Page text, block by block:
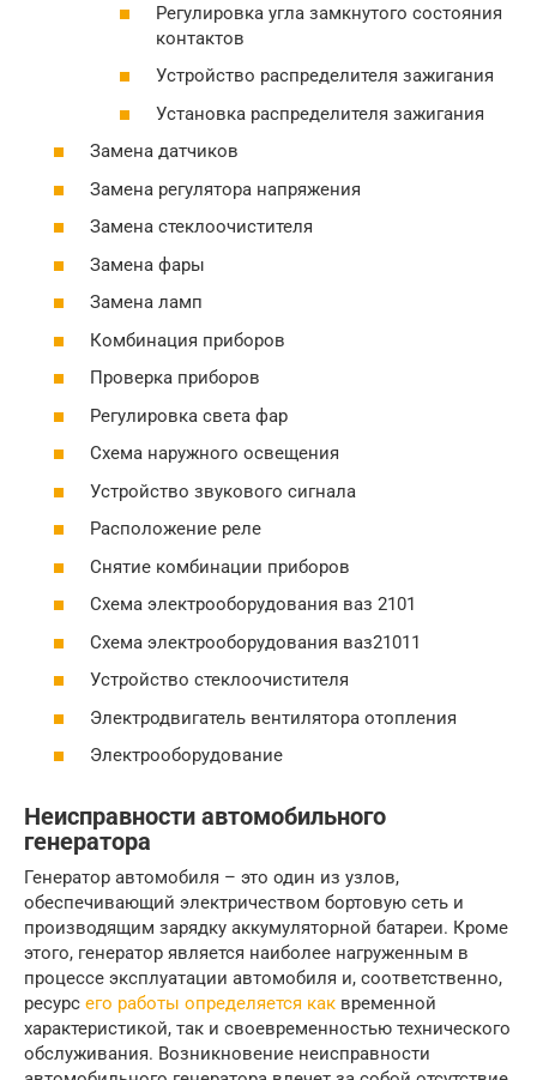
Регулировка угла замкнутого состояния
контактов
Устройство распределителя зажигания
Установка распределителя зажигания
Замена датчиков
Замена регулятора напряжения
Замена стеклоочистителя
Замена фары
Замена ламп
Комбинация приборов
Проверка приборов
Регулировка света фар
Схема наружного освещения
Устройство звукового сигнала
Расположение реле
Снятие комбинации приборов
Схема электрооборудования ваз 2101
Схема электрооборудования ваз21011
Устройство стеклоочистителя
Электродвигатель вентилятора отопления
Электрооборудование
Неисправности автомобильного
генератора
Генератор автомобиля – это один из узлов,
обеспечивающий электричеством бортовую сеть и
производящим зарядку аккумуляторной батареи. Кроме
этого, генератор является наиболее нагруженным в
процессе эксплуатации автомобиля и, соответственно,
ресурс его работы определяется как временной
характеристикой, так и своевременностью технического
обслуживания. Возникновение неисправности